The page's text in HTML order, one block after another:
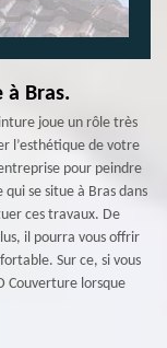
Bras.
joue un rôle très
l’esthétique de votre
pour peindre
se situe à Bras dans
ces travaux. De
il pourra vous offrir
Sur ce, si vous
Couverture lorsque